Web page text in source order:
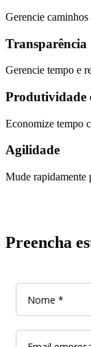
Gerencie
Transparência
Gerencie tempo e
Produtividade
Economize tempo
Agilidade
Mude rapidamente
Preencha